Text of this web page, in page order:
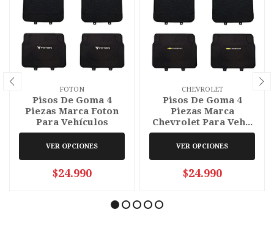
FOTON
Pisos De Goma 4
Piezas Marca Foton
Para Vehículos
VER OPCIONES
$24.990
CHEVROLET
Pisos De Goma 4
Piezas Marca
Chevrolet Para Veh...
VER OPCIONES
$24.990